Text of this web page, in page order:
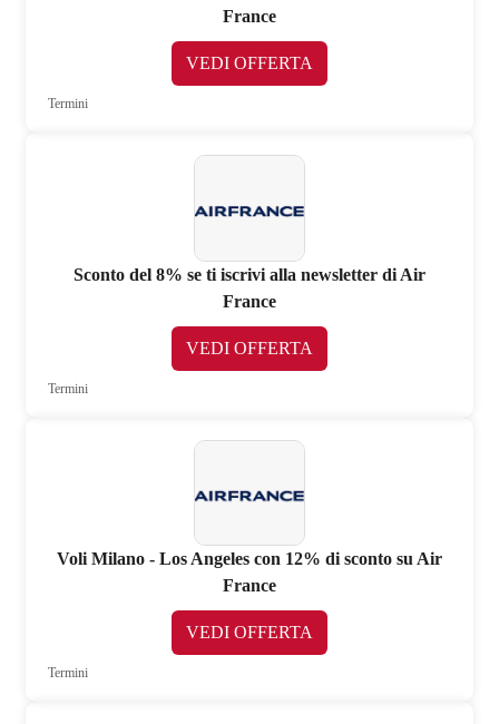
France
VEDI OFFERTA
Termini
Sconto del 8% se ti iscrivi alla newsletter di Air
France
VEDI OFFERTA
Termini
Voli Milano - Los Angeles con 12% di sconto su Air
France
VEDI OFFERTA
Termini